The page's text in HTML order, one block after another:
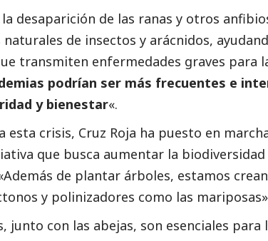
desaparición de las ranas y otros
de insectos y arácnidos,
transmiten enfermedades graves para
podrían ser más frecuentes e
y bienestar«.
esta crisis, Cruz Roja ha puesto en
que busca aumentar la
de plantar árboles, estamos
y polinizadores como las
junto con las abejas, son esenciales para